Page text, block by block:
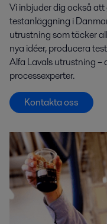
Vi inbjuder dig också
testanläggning i
utrustning som täcker
nya idéer, producera
Alfa Lavals utrustning –
processexperter.
Kontakta oss